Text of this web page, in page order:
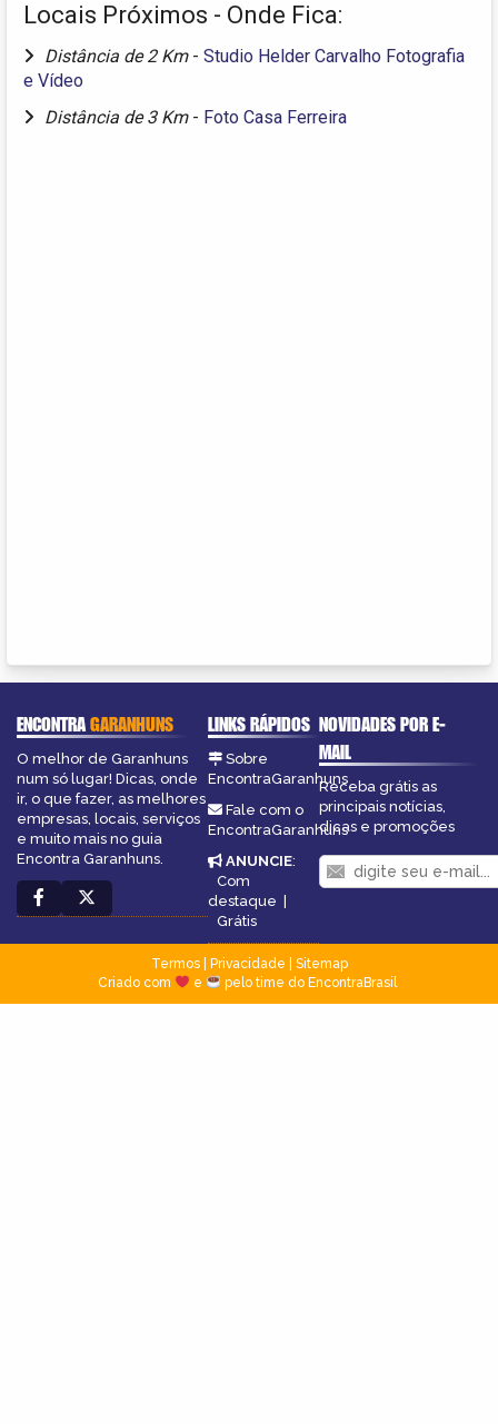
Locais Próximos - Onde Fica:
Distância de 2 Km - Studio Helder Carvalho Fotografia
e Vídeo
Distância de 3 Km - Foto Casa Ferreira
ENCONTRAGARANHUNS
O melhor de Garanhuns
num só lugar! Dicas, onde
ir, o que fazer, as melhores
empresas, locais, serviços
e muito mais no guia
Encontra Garanhuns.
LINKS RÁPIDOS
Sobre
EncontraGaranhuns
Fale com o
EncontraGaranhuns
ANUNCIE:
Com
destaque
Grátis
NOVIDADES POR E-
MAIL
Receba grátis as
principais notícias,
dicas e promoções
Termos| Privacidade
Sitemap
Criado com
e pelo time do EncontraBrasil